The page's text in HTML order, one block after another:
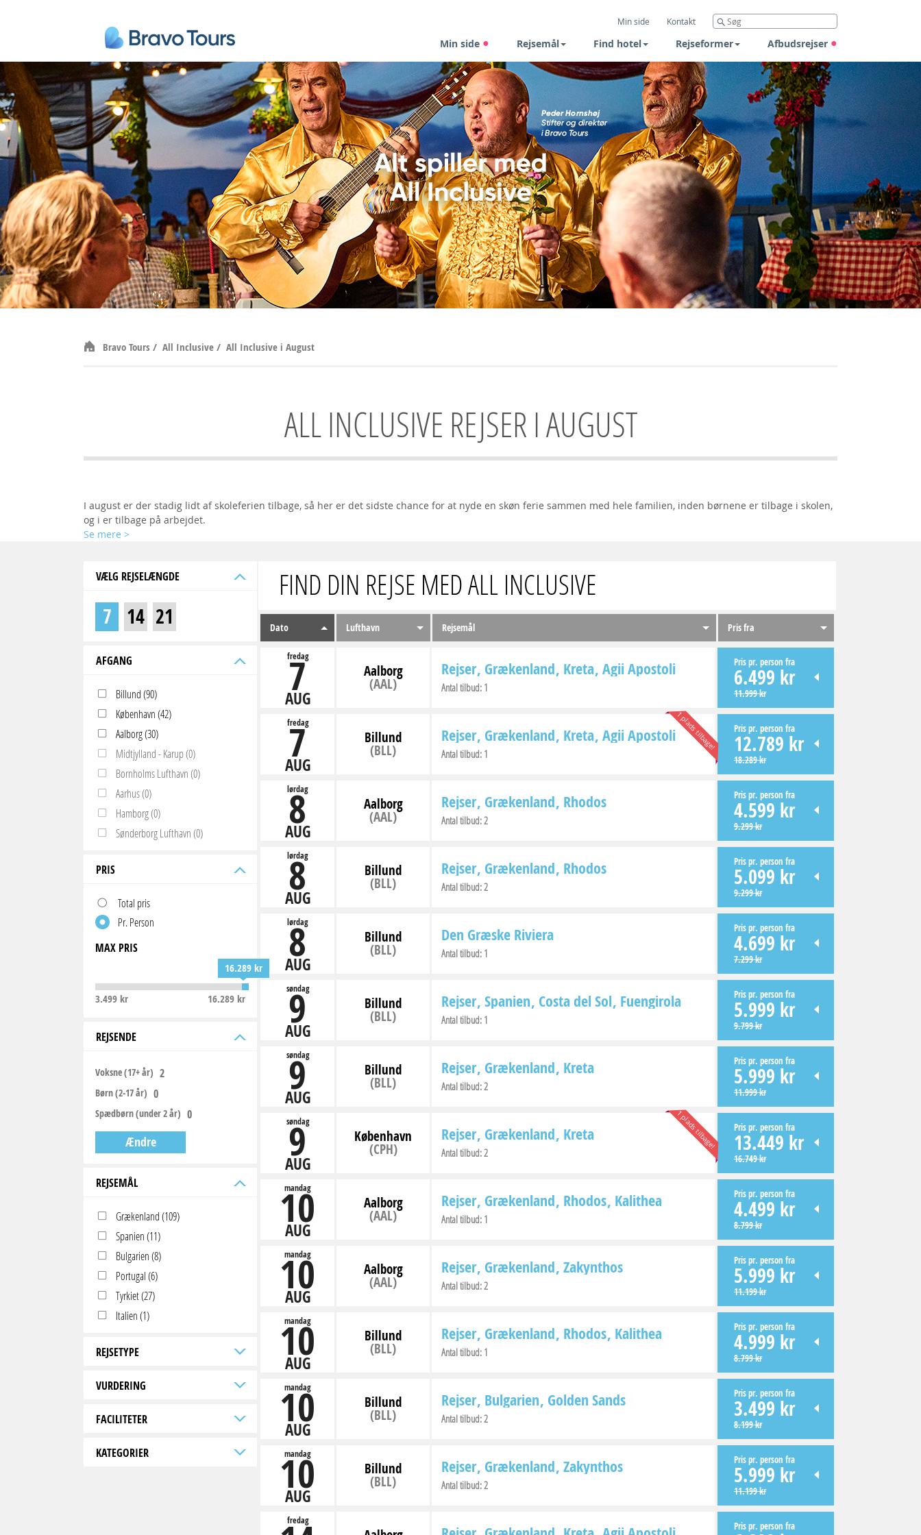
Min side Kontakt
Min side Rejsemål Find hotel Rejseformer Afbudsrejser
Bravo Tours / All Inclusive/ All Inclusive i August
ALL INCLUSIVE REJSER I AUGUST
I august er der stadig lidt af skoleferien tilbage, så her er det sidste chance for at nyde en skøn ferie sammen med hele familien, inden børnene er tilbage i skolen,
og i er tilbage på arbejdet.
Se mere >
VÆLG REJSELÆNGDE
7 14 21
AFGANG
Billund (90)
København (42)
Aalborg (30)
Midtjylland - Karup (0)
Bornholms Lufthavn (0)
Aarhus (0)
Hamborg (0)
Sønderborg Lufthavn (0)
PRIS
Total pris
Pr. Person
MAX PRIS
16.289 kr
3.499 kr 16.289 kr
REJSENDE
Voksne (17+ år)
Børn (2-17 år)
Spædbørn (under 2 år)
Ændre
REJSEMÅL
Grækenland (109)
Spanien (11)
Bulgarien (8)
Portugal (6)
Tyrkiet (27)
Italien (1)
REJSETYPE
VURDERING
FACILITETER
KATEGORIER
FIND DIN REJSE MED ALL INCLUSIVE
Dato Lufthavn Rejsemål Pris fra
fredag
7
AUG
Aalborg
(AAL)
Rejser Grækenland Kreta Agii Apostoli
Antal tilbud: 1
Pris pr. person fra
6.499 kr
11.999 kr
fredag
7
AUG
Billund
(BLL)
Rejser Grækenland Kreta Agii Apostoli
Antal tilbud: 1
1 plads tilbage! Pris pr. person fra
12.789 kr
18.289 kr
lørdag
8
AUG
Aalborg
(AAL)
Rejser Grækenland Rhodos
Antal tilbud:2
Pris pr. person fra
4.599 kr
9.299 kr
lørdag
8
AUG
Billund
(BLL)
Rejser Grækenland Rhodos
Antal tilbud:2
Pris pr. person fra
5.099 kr
9.299 kr
lørdag
8
AUG
Billund
(BLL)
Den Græske Riviera
Antal tilbud: 1
Pris pr. person fra
4.699 kr
7.299 kr
søndag
9
AUG
Billund
(BLL)
Rejser Spanien Costa del Sol Fuengirola
Antal tilbud: 1
Pris pr. person fra
5.999 kr
9.799 kr
søndag
9
AUG
Billund
(BLL)
Rejser Grækenland Kreta
Antal tilbud:2
Pris pr. person fra
5.999 kr
11.999 kr
søndag
9
AUG
København
(CPH)
Rejser Grækenland Kreta
Antal tilbud:2
1 plads tilbage! Pris pr. person fra
13.449 kr
16.749 kr
mandag
10
AUG
Aalborg
(AAL)
Rejser Grækenland Rhodos Kalithea
Antal tilbud: 1
Pris pr. person fra
4.499 kr
8.799 kr
mandag
10
AUG
Aalborg
(AAL)
Rejser Grækenland Zakynthos
Antal tilbud:2
Pris pr. person fra
5.999 kr
11.199 kr
mandag
10
AUG
Billund
(BLL)
Rejser Grækenland Rhodos Kalithea
Antal tilbud: 1
Pris pr. person fra
4.999 kr
8.799 kr
mandag
10
AUG
Billund
(BLL)
Rejser Bulgarien Golden Sands
Antal tilbud:2
Pris pr. person fra
3.499 kr
8.199 kr
mandag
10
AUG
Billund
(BLL)
Rejser Grækenland Zakynthos
Antal tilbud:2
Pris pr. person fra
5.999 kr
11.199 kr
fredag Pris pr. person fra